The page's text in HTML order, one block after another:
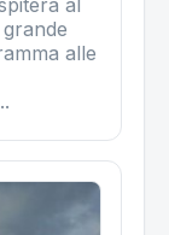
alle